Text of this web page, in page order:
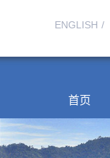
ENGLISH /
首页